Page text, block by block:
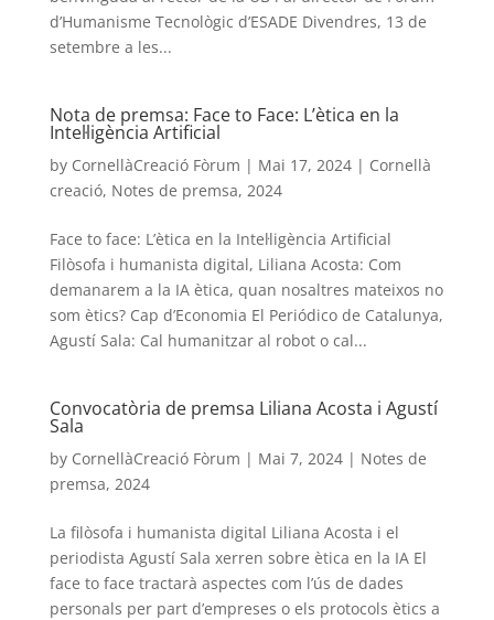
d’Humanisme Tecnològic d’ESADE Divendres, 13 de
setembre a les...
Nota de premsa: Face to Face: L’ètica en la
Intel·ligència Artificial
by CornellàCreació Fòrum | Mai 17, 2024| Cornellà
creació, Notes de premsa, 2024
Face to face: L’ètica en la Intel·ligència Artificial
Filòsofa i humanista digital, Liliana Acosta: Com
demanarem a la IA ètica, quan nosaltres mateixos no
som ètics? Cap d’Economia El Periódico de Catalunya,
Agustí Sala: Cal humanitzar al robot o cal...
Convocatòria de premsa Liliana Acosta i Agustí
Sala
by CornellàCreació Fòrum | Mai 7, 2024| Notes de
premsa, 2024
La filòsofa i humanista digital Liliana Acosta i el
periodista Agustí Sala xerren sobre ètica en la IA El
face to face tractarà aspectes com l’ús de dades
personals per part d’empreses o els protocols ètics a